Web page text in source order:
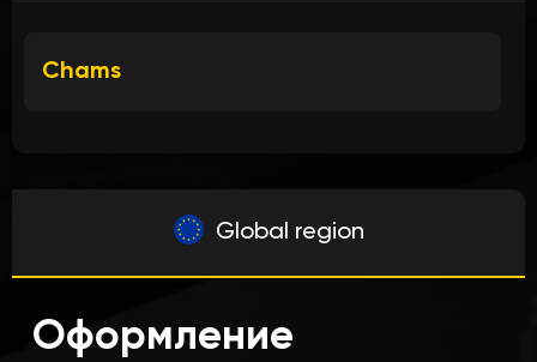
Chams
Global region
Оформление